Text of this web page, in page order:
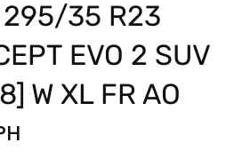
35 R23
EVO 2 SUV
W XL FR AO